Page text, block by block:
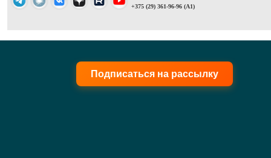
+375 (29) 361-96-96 (A1)
Подписаться на рассылку